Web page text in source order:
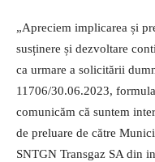
„Apreciem implicarea și
susținere și dezvoltare
ca urmare a solicitării
11706/30.06.2023,
comunicăm că suntem
de preluare de către
SNTGN Transgaz SA din